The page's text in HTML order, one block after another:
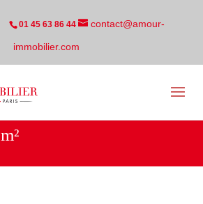
01 45 63 86 44 contact@amour-
immobilier.com
m²